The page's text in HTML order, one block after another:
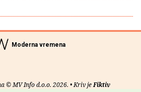
Moderna vremena
© MV Info d.o.o. 2026. • Kriv jeFiktiv